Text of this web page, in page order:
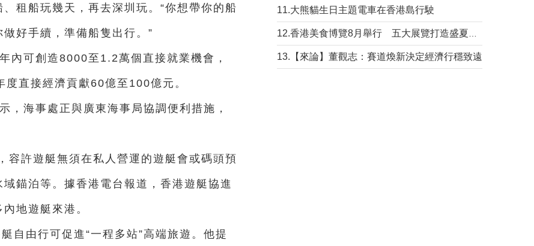
租船玩幾天，再去深圳玩。“你想帶你的船
好手續，準備船隻出行。”
內可創造8000至1.2萬個直接就業機會，
直接經濟貢獻60億至100億元。
，海事處正與廣東海事局協調便利措施，
容許遊艇無須在私人營運的遊艇會或碼頭預
錨泊等。據香港電台報道，香港遊艇協進
地遊艇來港。
自由行可促進“一程多站”高端旅遊。他提
11.大熊貓生日主題電車在香港島行駛
13.【來論】董觀志：賽道煥新決定經濟行穩致遠